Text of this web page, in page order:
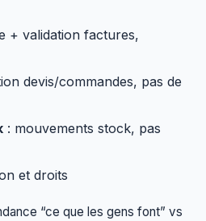
+ validation factures,
devis/commandes, pas de
: mouvements stock, pas
et droits
“ce que les gens font” vs